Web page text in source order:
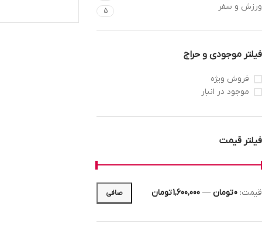
ورزش و سفر 5
فیلتر موجودی و حراج
فروش ویژه
موجود در انبار
فیلتر قیمت
صافی قيمت: 0 تومان — 1,600,000 تومان